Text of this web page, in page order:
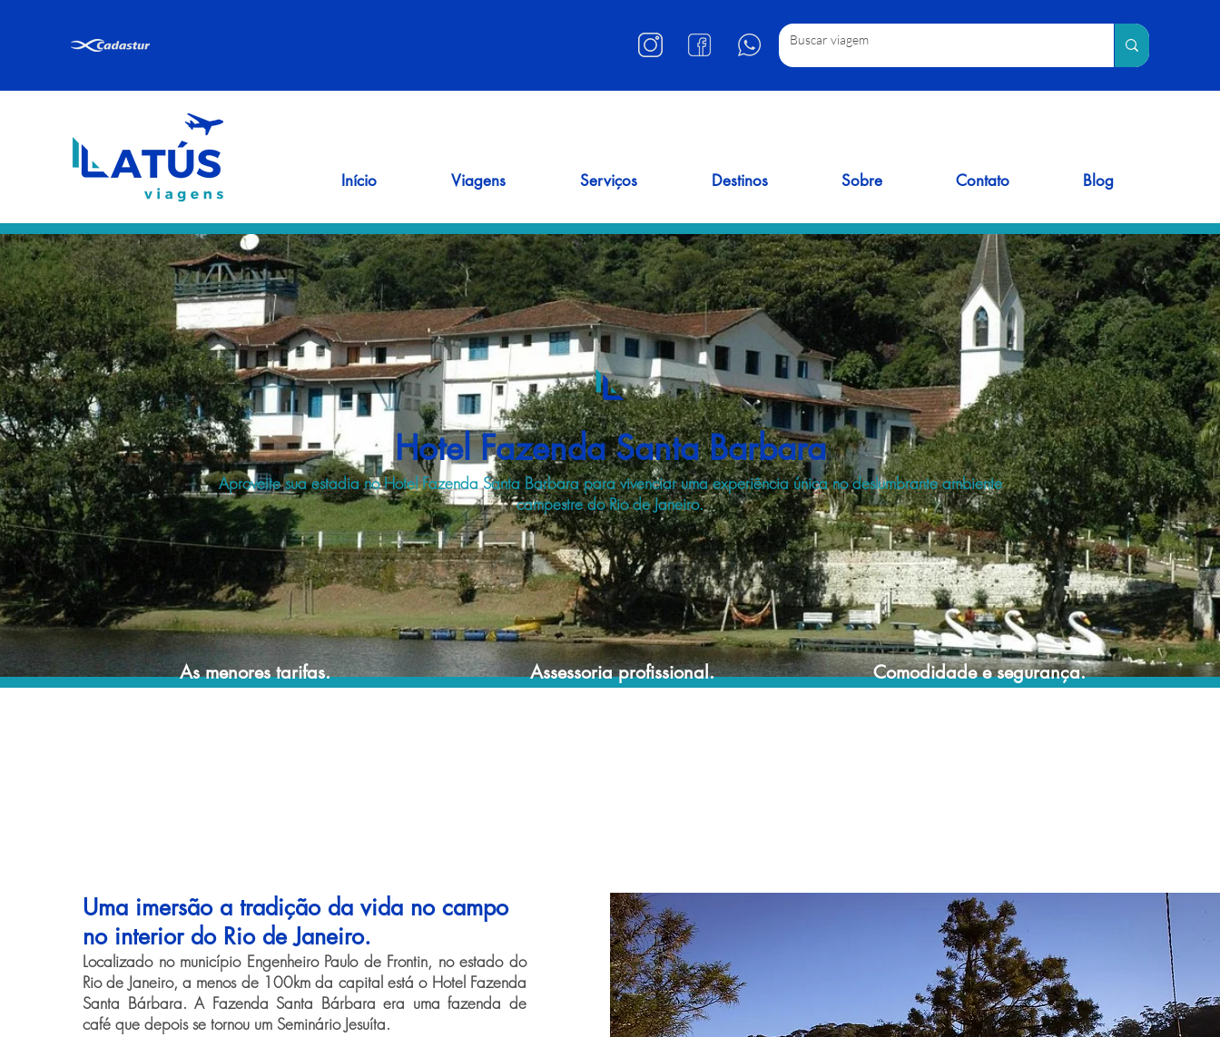
Início Viagens Serviços Destinos Sobre Contato Blog
Hotel Fazenda Santa Barbara
Aproveite sua estadia no Hotel Fazenda Santa Barbara para vivenciar uma experiência única no deslumbrante ambiente
campestre do Rio de Janeiro.
As menores tarifas. Assessoria profissional. Comodidade e segurança.
Uma imersão a tradição da vida no campo
no interior do Rio de Janeiro.
Localizado no município Engenheiro Paulo de Frontin, no estado do
Rio de Janeiro, a menos de 100km da capital está o Hotel Fazenda
Santa Bárbara. A Fazenda Santa Bárbara era uma fazenda de
café que depois se tornou um Seminário Jesuíta.